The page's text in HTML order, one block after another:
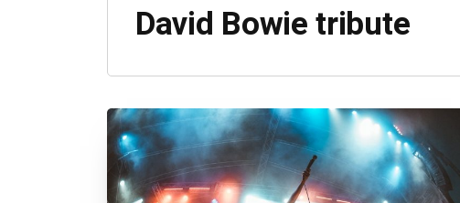
David Bowie tribute